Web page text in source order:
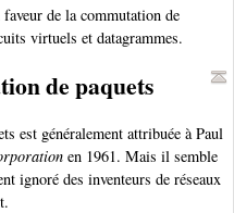
de la commutation de
virtuels et datagrammes.
de paquets
est généralement attribuée à Paul
en 1961. Mais il semble
ignoré des inventeurs de réseaux